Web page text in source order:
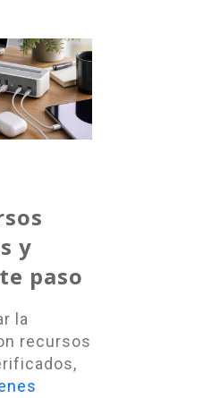
y
paso
la
recursos